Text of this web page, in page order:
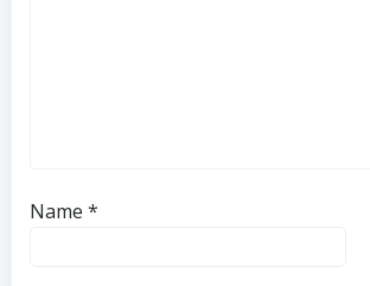
Name *